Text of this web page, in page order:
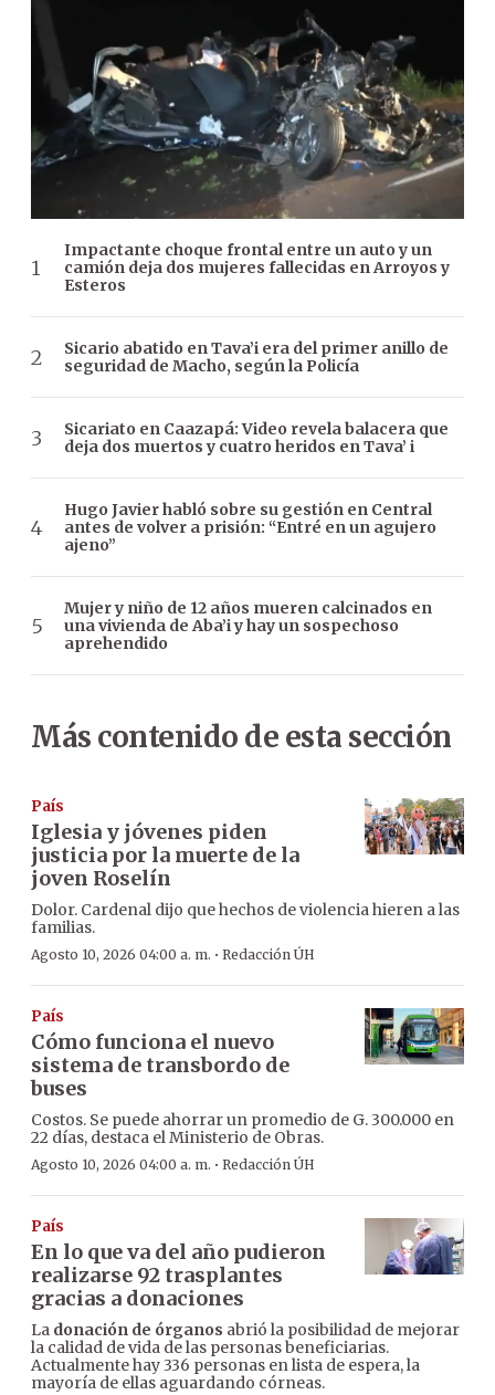
Impactante choque frontal entre un auto y un
camión deja dos mujeres fallecidas en Arroyos y
Esteros
Sicario abatido en Tava’i era del primer anillo de
seguridad de Macho, según la Policía
Sicariato en Caazapá: Video revela balacera que
deja dos muertos y cuatro heridos en Tava’ i
Hugo Javier habló sobre su gestión en Central
antes de volver a prisión: “Entré en un agujero
ajeno”
Mujer y niño de 12 años mueren calcinados en
una vivienda de Aba’i y hay un sospechoso
aprehendido
Más contenido de esta sección
País
Iglesia y jóvenes piden
justicia por la muerte de la
joven Roselín
Dolor. Cardenal dijo que hechos de violencia hieren a las
familias.
Agosto 10, 2026 04:00 a. m. · Redacción ÚH
País
Cómo funciona el nuevo
sistema de transbordo de
buses
Costos. Se puede ahorrar un promedio de G. 300.000 en
22 días, destaca el Ministerio de Obras.
Agosto 10, 2026 04:00 a. m. · Redacción ÚH
País
En lo que va del año pudieron
realizarse 92 trasplantes
gracias a donaciones
La donación de órganos abrió la posibilidad de mejorar
la calidad de vida de las personas beneficiarias.
Actualmente hay 336 personas en lista de espera, la
mayoría de ellas aguardando córneas.